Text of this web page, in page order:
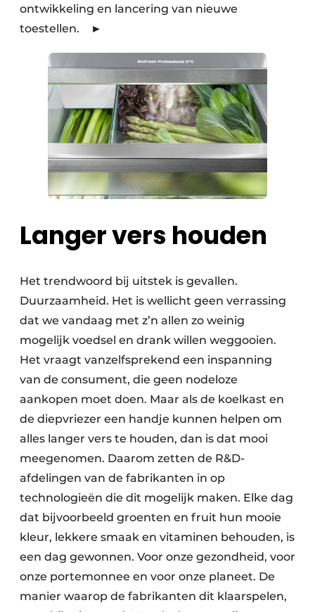
ontwikkeling en lancering van nieuwe
toestellen. ►
Langer vers houden
Het trendwoord bij uitstek is gevallen.
Duurzaamheid. Het is wellicht geen verrassing
dat we vandaag met z’n allen zo weinig
mogelijk voedsel en drank willen weggooien.
Het vraagt vanzelfsprekend een inspanning
van de consument, die geen nodeloze
aankopen moet doen. Maar als de koelkast en
de diepvriezer een handje kunnen helpen om
alles langer vers te houden, dan is dat mooi
meegenomen. Daarom zetten de R&D-
afdelingen van de fabrikanten in op
technologieën die dit mogelijk maken. Elke dag
dat bijvoorbeeld groenten en fruit hun mooie
kleur, lekkere smaak en vitaminen behouden, is
een dag gewonnen. Voor onze gezondheid, voor
onze portemonnee en voor onze planeet. De
manier waarop de fabrikanten dit klaarspelen,